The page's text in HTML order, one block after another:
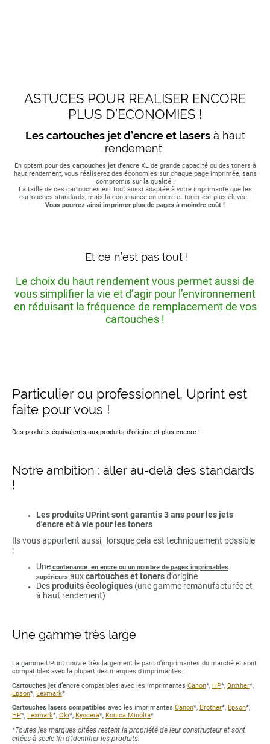
ASTUCES POUR REALISER ENCORE
PLUS D’ECONOMIES !
Les cartouches jet d’encre et lasersà haut
rendement
En optant pour des cartouches jet d'encreXL de grande capacité ou des toners à
haut rendement, vous réaliserez des économies sur chaque page imprimée, sans
compromis sur la qualité !
La taille de ces cartouches est tout aussi adaptée à votre imprimante que les
cartouches standards, mais la contenance en encre et toner est plus élevée.
Vous pourrez ainsi imprimer plus de pages à moindre coût !
Et ce n’est pas tout !
Le choix du haut rendement vous permet aussi de
vous simplifier la vie et d’agir pour l’environnement
en réduisant la fréquence de remplacement de vos
cartouches !
Particulier ou professionnel, Uprint est
faite pour vous !
Des produits équivalents aux produits d'origine et plus encore !
Notre ambition : aller au-delà des standards
!
Les produits UPrint sont garantis 3 ans pour les jets
d'encre et à vie pour les toners
Ils vous apportent aussi, lorsque cela est techniquement possible
:
Une contenance en encre ou un nombre de pages imprimables
supérieurs auxcartouches et tonersd’origine
Desproduits écologiques (une gamme remanufacturée et
à haut rendement)
Une gamme très large
La gamme UPrint couvre très largement le parc d’imprimantes du marché et sont
compatibles avec la plupart des marques d'imprimantes :
Cartouches jet d’encre compatibles avec les imprimantes Canon*, HP*, Brother*,
Epson*, Lexmark*
Cartouches lasers compatibles avec les imprimantes Canon*, Brother*, Epson*,
HP*, Lexmark*, Oki*, Kyocera*, Konica Minolta*
*Toutes les marques citées restent la propriété de leur constructeur et sont
citées à seule fin d’identifier les produits.